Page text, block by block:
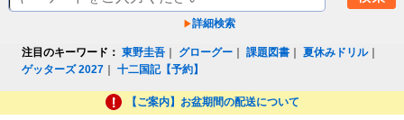
詳細検索
注目のキーワード： 東野圭吾 グローグー ｜課題図書 ｜夏休みドリル｜
ゲッターズ 2027 ｜十二国記【予約】
【ご案内】お盆期間の配送について